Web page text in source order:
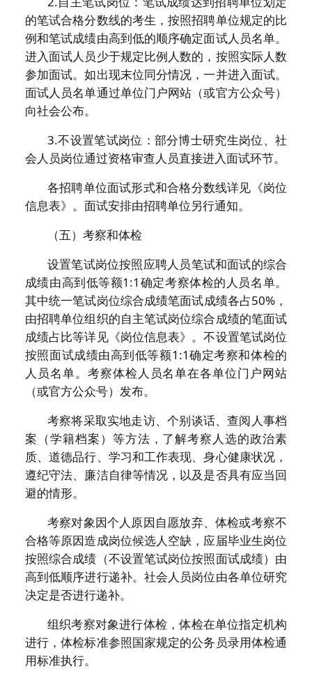
的笔试合格分数线的考生，按照招聘单位规定的比
例和笔试成绩由高到低的顺序确定面试人员名单。
进入面试人员少于规定比例人数的，按照实际人数
参加面试。如出现末位同分情况，一并进入面试。
面试人员名单通过单位门户网站（或官方公众号）
向社会公布。
3.不设置笔试岗位：部分博士研究生岗位、社
会人员岗位通过资格审查人员直接进入面试环节。
各招聘单位面试形式和合格分数线详见《岗位
信息表》。面试安排由招聘单位另行通知。
（五）考察和体检
设置笔试岗位按照应聘人员笔试和面试的综合
成绩由高到低等额1:1确定考察体检的人员名单。
其中统一笔试岗位综合成绩笔面试成绩各占50%，
由招聘单位组织的自主笔试岗位综合成绩的笔面试
成绩占比等详见《岗位信息表》。不设置笔试岗位
按照面试成绩由高到低等额1:1确定考察和体检的
人员名单。考察体检人员名单在各单位门户网站
（或官方公众号）发布。
考察将采取实地走访、个别谈话、查阅人事档
案（学籍档案）等方法，了解考察人选的政治素
质、道德品行、学习和工作表现、身心健康状况，
遵纪守法、廉洁自律等情况，以及是否具有应当回
避的情形。
考察对象因个人原因自愿放弃、体检或考察不
合格等原因造成岗位候选人空缺，应届毕业生岗位
按照综合成绩（不设置笔试岗位按照面试成绩）由
高到低顺序进行递补。社会人员岗位由各单位研究
决定是否进行递补。
组织考察对象进行体检，体检在单位指定机构
进行，体检标准参照国家规定的公务员录用体检通
用标准执行。